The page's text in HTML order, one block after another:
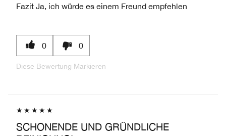
Fazit Ja, ich würde es einem Freund empfehlen
0 0
Diese Bewertung Markieren
SCHONENDE UND GRÜNDLICHE